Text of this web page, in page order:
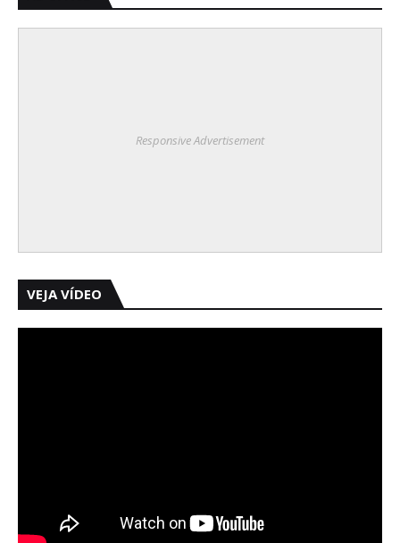
Responsive Advertisement
VEJA VÍDEO